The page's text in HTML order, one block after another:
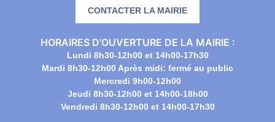
CONTACTER LA MAIRIE
HORAIRES D'OUVERTURE DE LA MAIRIE :
Lundi 8h30-12h00 et 14h00-17h30
Mardi 8h30-12h00 Après midi: fermé au public
Mercredi 9h00-12h00
Jeudi 8h30-12h00 et 14h00-18h00
Vendredi 8h30-12h00 et 14h00-17h30